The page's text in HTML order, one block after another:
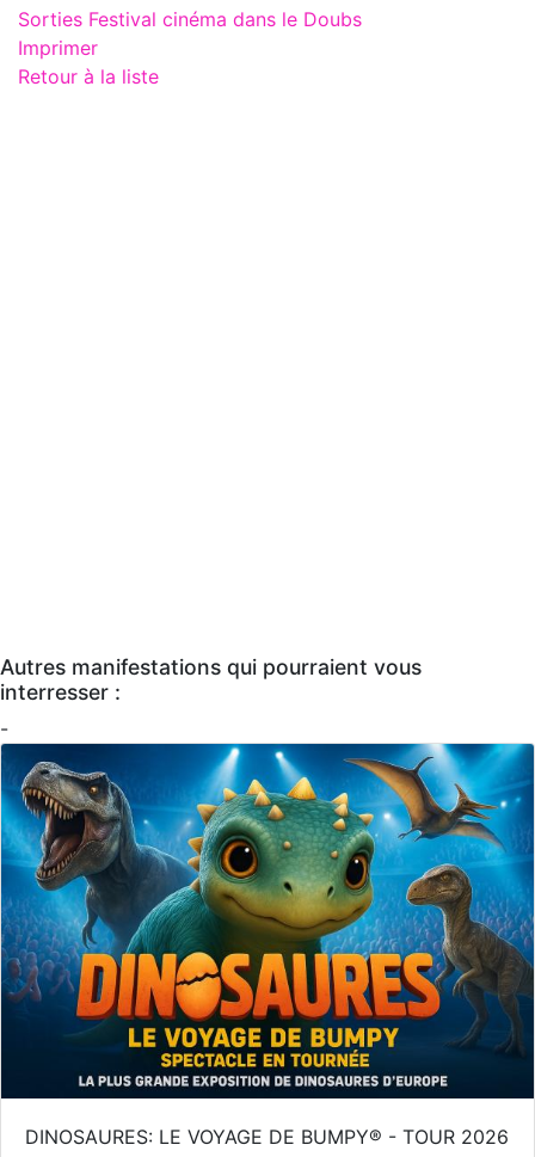
Sorties Festival cinéma dans le Doubs
Imprimer
Retour à la liste
Autres manifestations qui pourraient vous
interresser :
-
DINOSAURES: LE VOYAGE DE BUMPY® - TOUR 2026